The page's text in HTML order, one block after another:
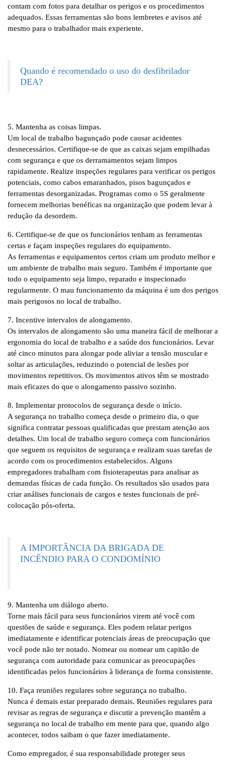
contam com fotos para detalhar os perigos e os procedimentos
adequados. Essas ferramentas são bons lembretes e avisos até
mesmo para o trabalhador mais experiente.
Quando é recomendado o uso do desfibrilador
DEA?
5. Mantenha as coisas limpas.
Um local de trabalho bagunçado pode causar acidentes
desnecessários. Certifique-se de que as caixas sejam empilhadas
com segurança e que os derramamentos sejam limpos
rapidamente. Realize inspeções regulares para verificar os perigos
potenciais, como cabos emaranhados, pisos bagunçados e
ferramentas desorganizadas. Programas como o 5S geralmente
fornecem melhorias benéficas na organização que podem levar à
redução da desordem.
6. Certifique-se de que os funcionários tenham as ferramentas
certas e façam inspeções regulares do equipamento.
As ferramentas e equipamentos certos criam um produto melhor e
um ambiente de trabalho mais seguro. Também é importante que
todo o equipamento seja limpo, reparado e inspecionado
regularmente. O mau funcionamento da máquina é um dos perigos
mais perigosos no local de trabalho.
7. Incentive intervalos de alongamento.
Os intervalos de alongamento são uma maneira fácil de melhorar a
ergonomia do local de trabalho e a saúde dos funcionários. Levar
até cinco minutos para alongar pode aliviar a tensão muscular e
soltar as articulações, reduzindo o potencial de lesões por
movimentos repetitivos. Os movimentos ativos têm se mostrado
mais eficazes do que o alongamento passivo sozinho.
8. Implementar protocolos de segurança desde o início.
A segurança no trabalho começa desde o primeiro dia, o que
significa contratar pessoas qualificadas que prestam atenção aos
detalhes. Um local de trabalho seguro começa com funcionários
que seguem os requisitos de segurança e realizam suas tarefas de
acordo com os procedimentos estabelecidos. Alguns
empregadores trabalham com fisioterapeutas para analisar as
demandas físicas de cada função. Os resultados são usados ​​para
criar análises funcionais de cargos e testes funcionais de pré-
colocação pós-oferta.
A IMPORTÂNCIA DA BRIGADA DE
INCÊNDIO PARA O CONDOMÍNIO
9. Mantenha um diálogo aberto.
Torne mais fácil para seus funcionários virem até você com
questões de saúde e segurança. Eles podem relatar perigos
imediatamente e identificar potenciais áreas de preocupação que
você pode não ter notado. Nomear ou nomear um capitão de
segurança com autoridade para comunicar as preocupações
identificadas pelos funcionários à liderança de forma consistente.
10. Faça reuniões regulares sobre segurança no trabalho.
Nunca é demais estar preparado demais. Reuniões regulares para
revisar as regras de segurança e discutir a prevenção mantêm a
segurança no local de trabalho em mente para que, quando algo
acontecer, todos saibam o que fazer imediatamente.
Como empregador, é sua responsabilidade proteger seus